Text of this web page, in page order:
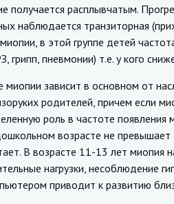
получается расплывчатым.
наблюдается транзиторная
в этой группе детей
пневмонии) т.е. у кого
зависит в основном от
родителей, причем если
роль в частоте
возрасте не
В возрасте 11-13 лет
нагрузки, несоблюдение
приводит к развитию